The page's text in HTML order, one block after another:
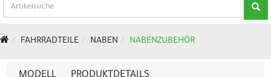
FAHRRADTEILE NABEN NABENZUBEHÖR